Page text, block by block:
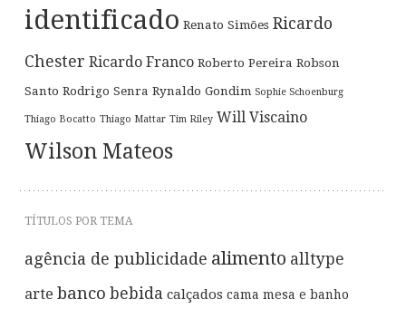
identificado Renato Simões Ricardo
Chester Ricardo Franco Roberto Pereira Robson
Santo Rodrigo Senra Rynaldo Gondim Sophie Schoenburg
Thiago Bocatto Thiago Mattar Tim Riley Will Viscaino
Wilson Mateos
TÍTULOS POR TEMA
agência de publicidade alimento alltype
arte banco bebida calçados cama mesa e banho